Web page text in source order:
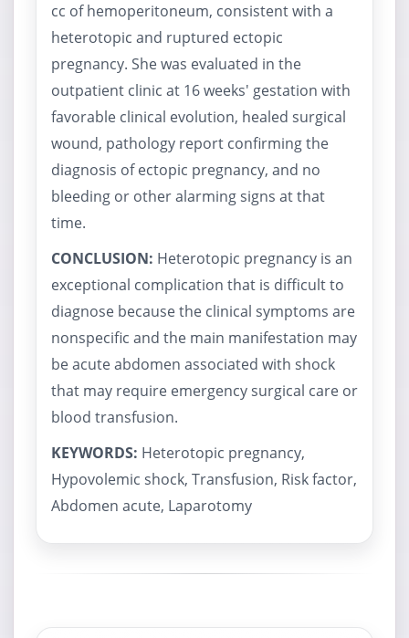
cc of hemoperitoneum, consistent with a
heterotopic and ruptured ectopic
pregnancy. She was evaluated in the
outpatient clinic at 16 weeks' gestation with
favorable clinical evolution, healed surgical
wound, pathology report confirming the
diagnosis of ectopic pregnancy, and no
bleeding or other alarming signs at that
time.
CONCLUSION: Heterotopic pregnancy is an
exceptional complication that is difficult to
diagnose because the clinical symptoms are
nonspecific and the main manifestation may
be acute abdomen associated with shock
that may require emergency surgical care or
blood transfusion.
KEYWORDS: Heterotopic pregnancy,
Hypovolemic shock, Transfusion, Risk factor,
Abdomen acute, Laparotomy